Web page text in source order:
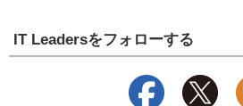
IT Leadersをフォローする